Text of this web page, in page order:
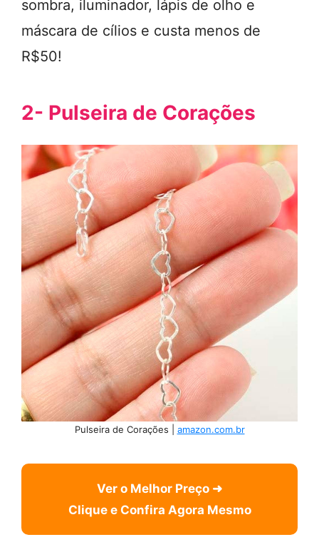
sombra, iluminador, lápis de olho e
máscara de cílios e custa menos de
R$50!
2- Pulseira de Corações
Pulseira de Corações | amazon.com.br
Ver o Melhor Preço ➜
Clique e Confira Agora Mesmo